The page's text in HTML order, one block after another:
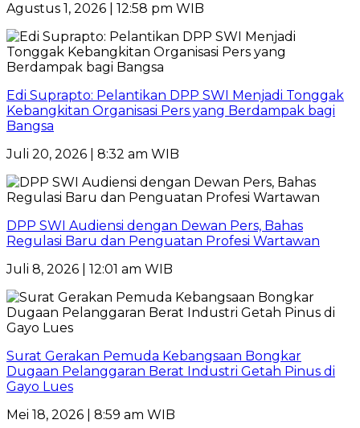
Agustus 1, 2026 | 12:58 pm WIB
Edi Suprapto: Pelantikan DPP SWI Menjadi Tonggak
Kebangkitan Organisasi Pers yang Berdampak bagi
Bangsa
Juli 20, 2026 | 8:32 am WIB
DPP SWI Audiensi dengan Dewan Pers, Bahas
Regulasi Baru dan Penguatan Profesi Wartawan
Juli 8, 2026 | 12:01 am WIB
Surat Gerakan Pemuda Kebangsaan Bongkar
Dugaan Pelanggaran Berat Industri Getah Pinus di
Gayo Lues
Mei 18, 2026 | 8:59 am WIB